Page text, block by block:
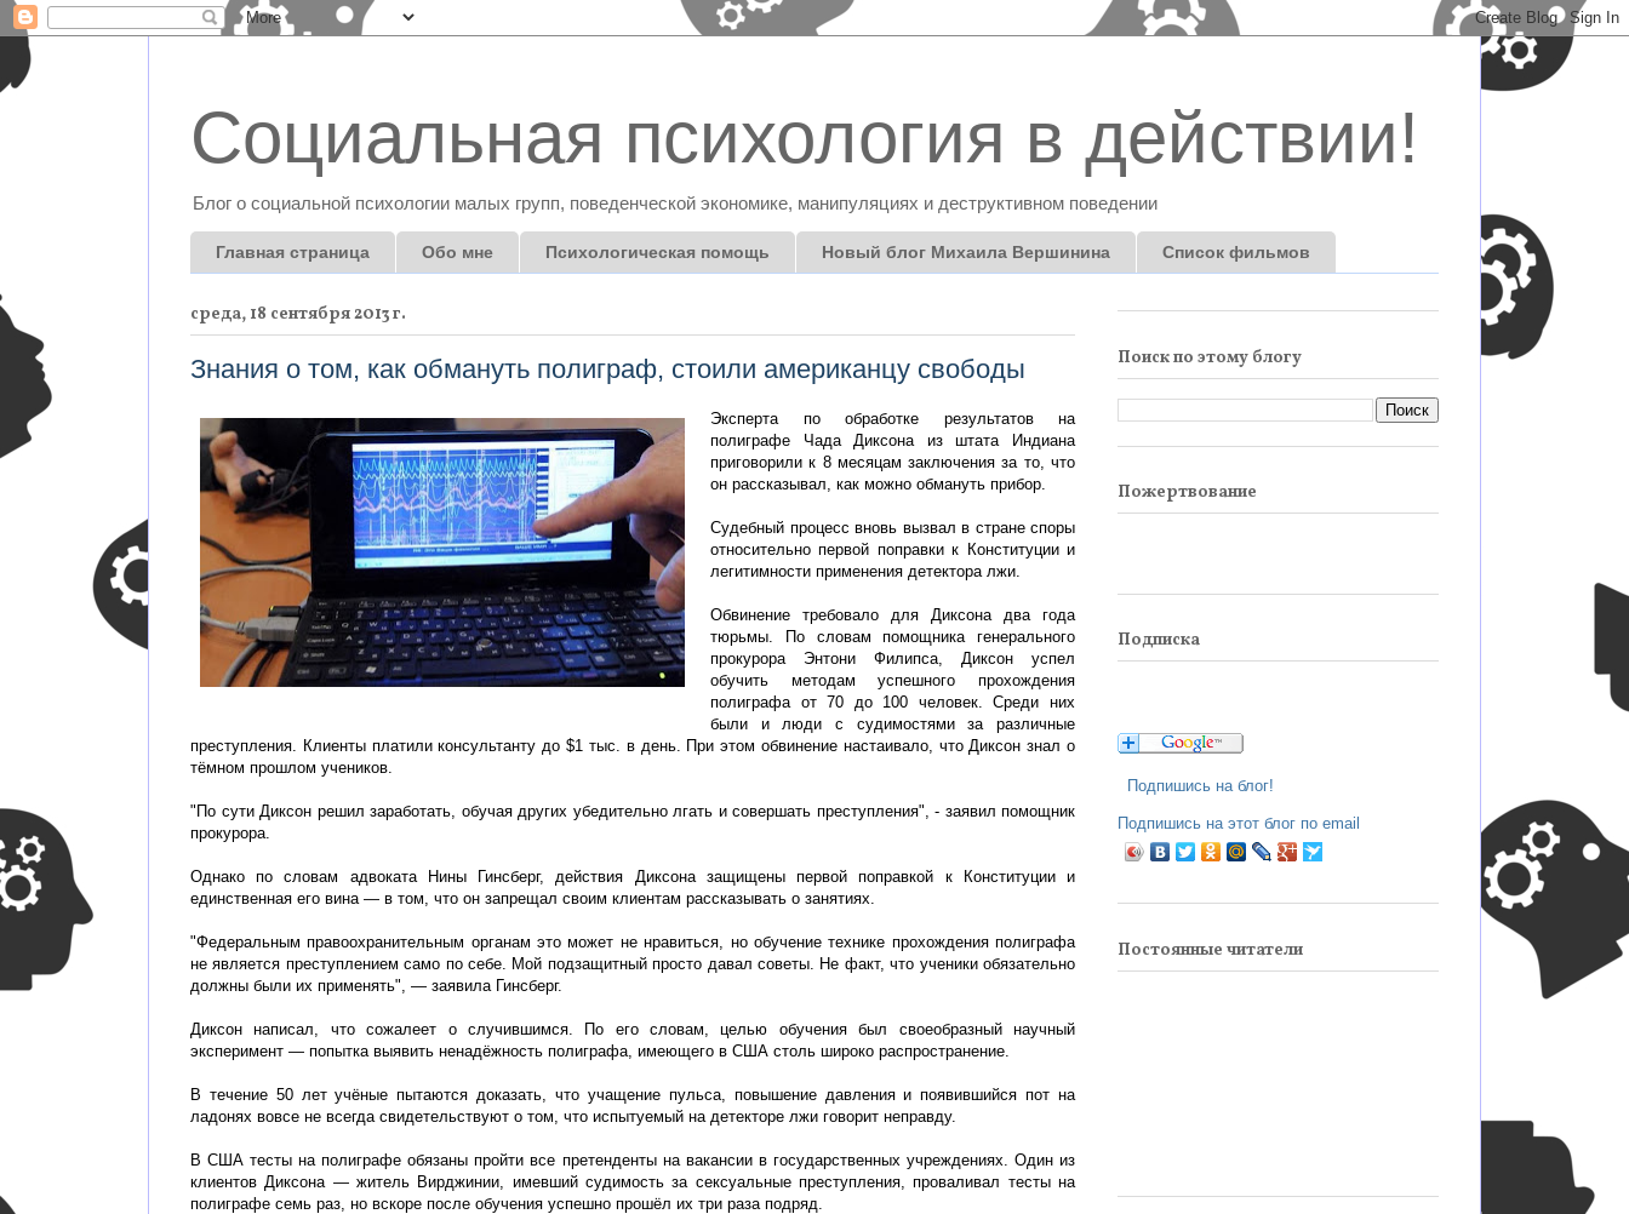
Социальная психология в действии!
Блог о социальной психологии малых групп, поведенческой экономике, манипуляциях и деструктивном поведении
Главная страница Обо мне Психологическая помощь Новый блог Михаила Вершинина Список фильмов
среда, 18 сентября 2013 г.
Знания о том, как обмануть полиграф, стоили американцу свободы
Эксперта по обработке результатов на
полиграфе Чада Диксона из штата Индиана
приговорили к 8 месяцам заключения за то, что
он рассказывал, как можно обмануть прибор.
Судебный процесс вновь вызвал в стране споры
относительно первой поправки к Конституции и
легитимности применения детектора лжи.
Обвинение требовало для Диксона два года
тюрьмы. По словам помощника генерального
прокурора Энтони Филипса, Диксон успел
обучить методам успешного прохождения
полиграфа от 70 до 100 человек. Среди них
были и люди с судимостями за различные
преступления. Клиенты платили консультанту до $1 тыс. в день. При этом обвинение настаивало, что Диксон знал о
тёмном прошлом учеников.
"По сути Диксон решил заработать, обучая других убедительно лгать и совершать преступления", - заявил помощник
прокурора.
Однако по словам адвоката Нины Гинсберг, действия Диксона защищены первой поправкой к Конституции и
единственная его вина — в том, что он запрещал своим клиентам рассказывать о занятиях.
"Федеральным правоохранительным органам это может не нравиться, но обучение технике прохождения полиграфа
не является преступлением само по себе. Мой подзащитный просто давал советы. Не факт, что ученики обязательно
должны были их применять", — заявила Гинсберг.
Диксон написал, что сожалеет о случившимся. По его словам, целью обучения был своеобразный научный
эксперимент — попытка выявить ненадёжность полиграфа, имеющего в США столь широко распространение.
В течение 50 лет учёные пытаются доказать, что учащение пульса, повышение давления и появившийся пот на
ладонях вовсе не всегда свидетельствуют о том, что испытуемый на детекторе лжи говорит неправду.
В США тесты на полиграфе обязаны пройти все претенденты на вакансии в государственных учреждениях. Один из
клиентов Диксона — житель Вирджинии, имевший судимость за сексуальные преступления, проваливал тесты на
полиграфе семь раз, но вскоре после обучения успешно прошёл их три раза подряд.
Поиск по этому блогу
Пожертвование
Подписка
Подпишись на блог!
Подпишись на этот блог по email
Постоянные читатели